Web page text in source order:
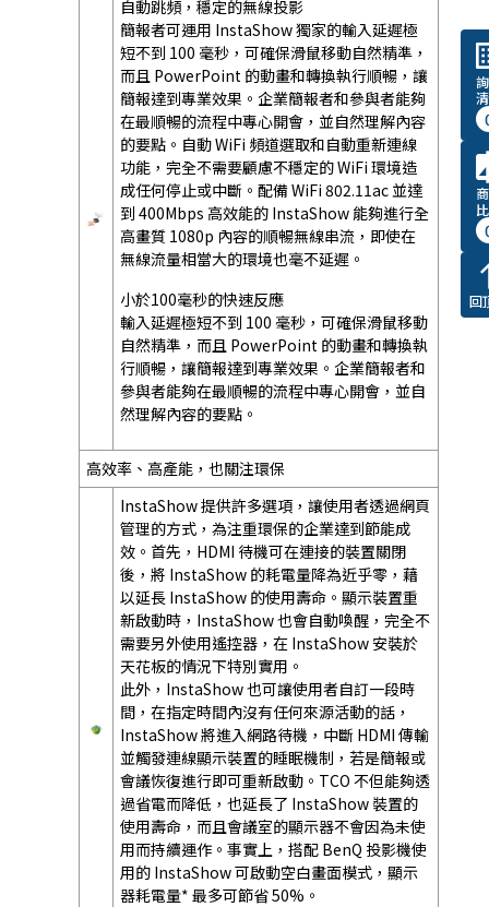
自動跳頻，穩定的無線投影
簡報者可運用 InstaShow 獨家的輸入延遲極
短不到 100 毫秒，可確保滑鼠移動自然精準，
而且 PowerPoint 的動畫和轉換執行順暢，讓
簡報達到專業效果。企業簡報者和參與者能夠
在最順暢的流程中專心開會，並自然理解內容
的要點。自動 WiFi 頻道選取和自動重新連線
功能，完全不需要顧慮不穩定的 WiFi 環境造
成任何停止或中斷。配備 WiFi 802.11ac 並達
到 400Mbps 高效能的 InstaShow 能夠進行全
高畫質 1080p 內容的順暢無線串流，即使在
無線流量相當大的環境也毫不延遲。
小於100毫秒的快速反應
輸入延遲極短不到 100 毫秒，可確保滑鼠移動
自然精準，而且 PowerPoint 的動畫和轉換執
行順暢，讓簡報達到專業效果。企業簡報者和
參與者能夠在最順暢的流程中專心開會，並自
然理解內容的要點。
高效率、高產能，也關注環保
InstaShow 提供許多選項，讓使用者透過網頁
管理的方式，為注重環保的企業達到節能成
效。首先，HDMI 待機可在連接的裝置關閉
後，將 InstaShow 的耗電量降為近乎零，藉
以延長 InstaShow 的使用壽命。顯示裝置重
新啟動時，InstaShow 也會自動喚醒，完全不
需要另外使用遙控器，在 InstaShow 安裝於
天花板的情況下特別實用。
此外，InstaShow 也可讓使用者自訂一段時
間，在指定時間內沒有任何來源活動的話，
InstaShow 將進入網路待機，中斷 HDMI 傳輸
並觸發連線顯示裝置的睡眠機制，若是簡報或
會議恢復進行即可重新啟動。TCO 不但能夠透
過省電而降低，也延長了 InstaShow 裝置的
使用壽命，而且會議室的顯示器不會因為未使
用而持續運作。事實上，搭配 BenQ 投影機使
用的 InstaShow 可啟動空白畫面模式，顯示
器耗電量* 最多可節省 50%。
回